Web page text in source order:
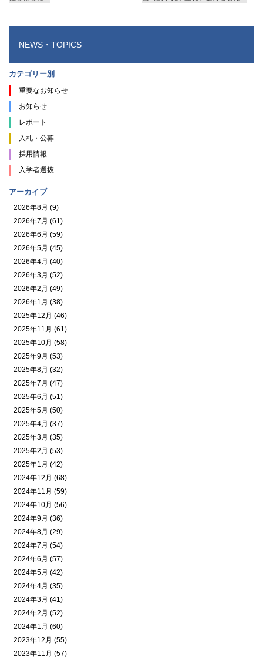
NEWS・TOPICS
カテゴリー別
重要なお知らせ
お知らせ
レポート
入札・公募
採用情報
入学者選抜
アーカイブ
2026年8月 (9)
2026年7月 (61)
2026年6月 (59)
2026年5月 (45)
2026年4月 (40)
2026年3月 (52)
2026年2月 (49)
2026年1月 (38)
2025年12月 (46)
2025年11月 (61)
2025年10月 (58)
2025年9月 (53)
2025年8月 (32)
2025年7月 (47)
2025年6月 (51)
2025年5月 (50)
2025年4月 (37)
2025年3月 (35)
2025年2月 (53)
2025年1月 (42)
2024年12月 (68)
2024年11月 (59)
2024年10月 (56)
2024年9月 (36)
2024年8月 (29)
2024年7月 (54)
2024年6月 (57)
2024年5月 (42)
2024年4月 (35)
2024年3月 (41)
2024年2月 (52)
2024年1月 (60)
2023年12月 (55)
2023年11月 (57)